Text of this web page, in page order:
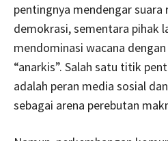
pentingnya mendengar
demokrasi, sementara pihak
mendominasi wacana
“anarkis”. Salah satu titik
adalah peran media sosial
sebagai arena perebutan